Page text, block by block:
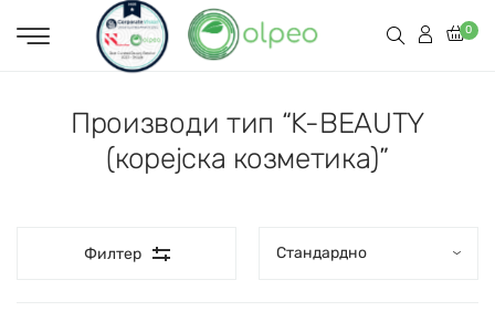
0
Производи тип “K-BEAUTY
(корејска козметика)”
Филтер